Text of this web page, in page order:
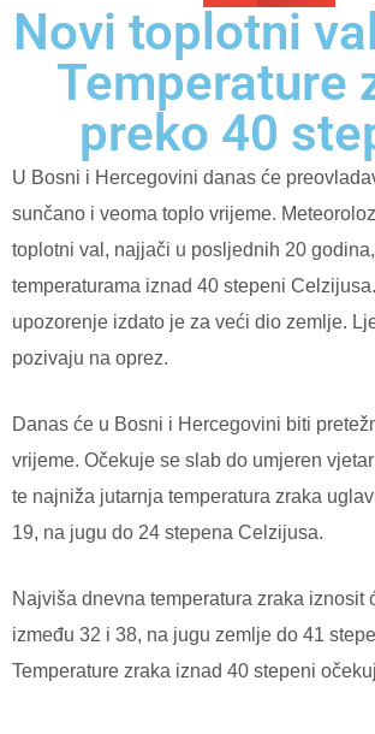
Novi toplotni
Temperature
preko 40
U Bosni i Hercegovini danas će
sunčano i veoma toplo vrijeme.
toplotni val, najjači u posljednih 20
temperaturama iznad 40 stepeni
upozorenje izdato je za veći dio zemlje.
pozivaju na oprez.
Danas će u Bosni i Hercegovini biti
vrijeme. Očekuje se slab do umjeren
te najniža jutarnja temperatura zraka
19, na jugu do 24 stepena Celzijusa.
Najviša dnevna temperatura zraka iznosit
između 32 i 38, na jugu zemlje do 41
Temperature zraka iznad 40 stepeni